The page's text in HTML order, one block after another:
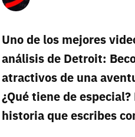
Uno de los mejores
análisis de Detroit:
atractivos de una
¿Qué tiene de
historia que escribes